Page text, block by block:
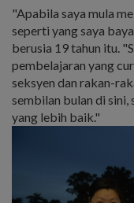
"Apabila saya mula
seperti yang saya
berusia 19 tahun itu.
pembelajaran yang
seksyen dan rakan-
sembilan bulan di sini,
yang lebih baik."